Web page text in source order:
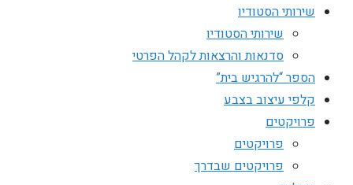
שירותי הסטודיו
שירותי הסטודיו
סדנאות והרצאות לקהל הפרטי
הספר “להרגיש בית”
קלפי עיצוב בצבע
פרויקטים
פרויקטים
פרויקטים שבדרך